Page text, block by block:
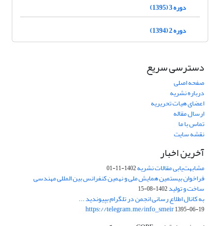
دوره 3 (1395)
دوره 2 (1394)
دسترسی سریع
صفحه اصلی
درباره نشریه
اعضای هیات تحریریه
ارسال مقاله
تماس با ما
نقشه سایت
آخرین اخبار
مشابهت‌یابی مقالات نشریه1402-11-01
فراخوان بیستمین همایش ملی و نهمین کنفرانس بین المللی مهندسی
ساخت و تولید1402-08-15
به کانال اطلاع رسانی انجمن در تلگرام بپیوندید ...
https://telegram.me/info_smeir1395-06-19